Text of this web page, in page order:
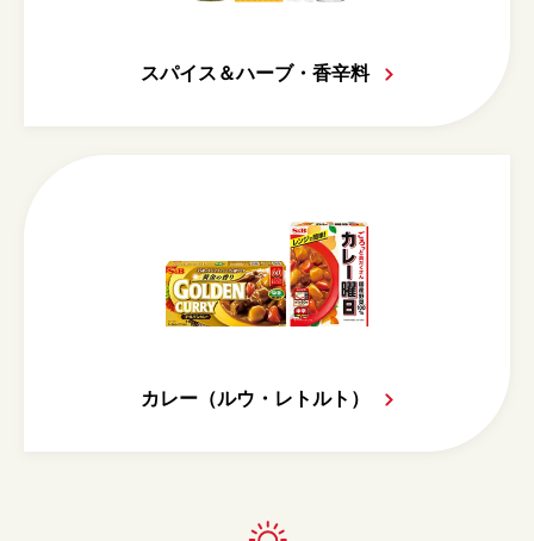
スパイス＆ハーブ・香辛料
カレー（ルウ・レトルト）